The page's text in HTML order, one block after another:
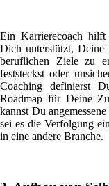
Ein Karrierecoach
Dich unterstützt, Deine
beruflichen Ziele zu
feststeckst oder
Coaching definierst
Roadmap für Deine
kannst Du
sei es die Verfolgung
in eine andere Branche.